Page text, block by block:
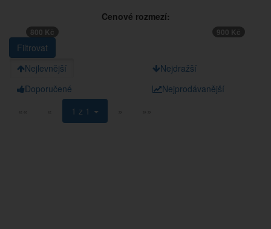
Cenové rozmezí:
800 Kč 900 Kč
Nejlevnější
Nejdražší
Doporučené
Nejprodávanější
««
« 1 z 1 » »»